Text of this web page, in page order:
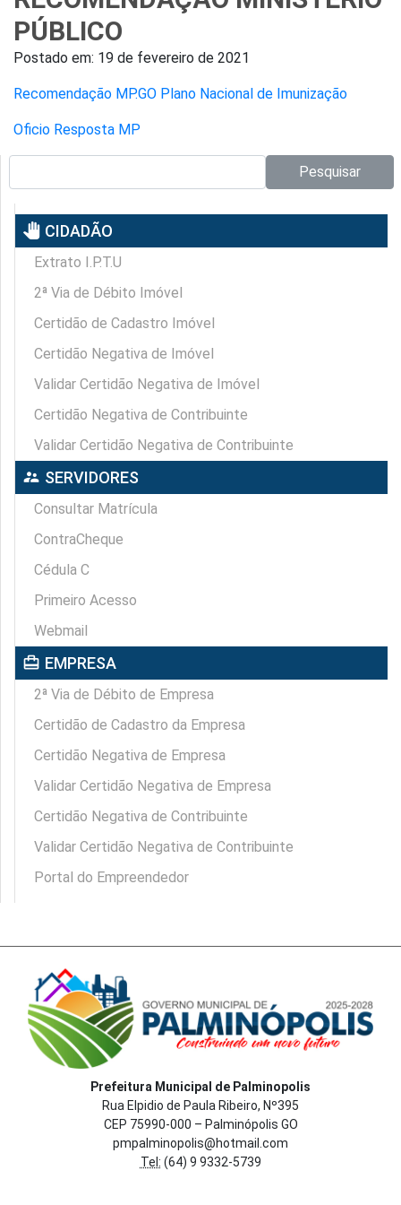
PÚBLICO
Postado em: 19 de fevereiro de 2021
Recomendação MP.GO Plano Nacional de Imunização
Oficio Resposta MP
Pesquisar
pan_tool CIDADÃO
Extrato I.P.T.U
2ª Via de Débito Imóvel
Certidão de Cadastro Imóvel
Certidão Negativa de Imóvel
Validar Certidão Negativa de Imóvel
Certidão Negativa de Contribuinte
Validar Certidão Negativa de Contribuinte
supervisor_account SERVIDORES
Consultar Matrícula
ContraCheque
Cédula C
Primeiro Acesso
Webmail
card_travel EMPRESA
2ª Via de Débito de Empresa
Certidão de Cadastro da Empresa
Certidão Negativa de Empresa
Validar Certidão Negativa de Empresa
Certidão Negativa de Contribuinte
Validar Certidão Negativa de Contribuinte
Portal do Empreendedor
Prefeitura Municipal de Palminopolis
Rua Elpidio de Paula Ribeiro, Nº395
CEP 75990-000 – Palminópolis GO
pmpalminopolis@hotmail.com
Tel: (64) 9 9332-5739